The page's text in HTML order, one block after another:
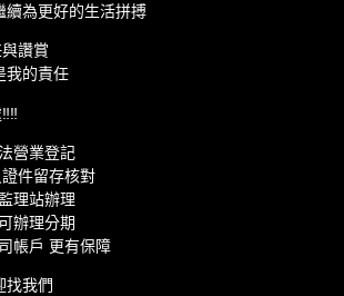
續為更好的生活拼搏
讚賞
我的責任
營業登記
件留存核對
理站辦理
辦理分期
帳戶 更有保障
找我們